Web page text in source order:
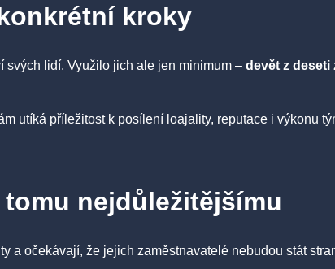
kroky
svých lidí. Využilo jich ale jen minimum – devět z deseti
utíká příležitost k posílení loajality, reputace i výkonu
nejdůležitějšímu
a očekávají, že jejich zaměstnavatelé nebudou stát